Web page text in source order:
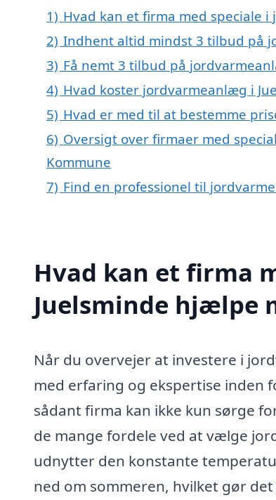
1) Hvad kan et firma med speciale
2) Indhent altid mindst 3 tilbud på
3) Få nemt 3 tilbud på
4) Hvad koster jordvarmeanlæg i
5) Hvad er med til at bestemme
6) Oversigt over firmaer med
Kommune
7) Find en professionel til
Hvad kan et firma
Juelsminde hjælpe
Når du overvejer at investere i
med erfaring og ekspertise inden
sådant firma kan ikke kun sørge
de mange fordele ved at vælge
udnytter den konstante
ned om sommeren, hvilket gør